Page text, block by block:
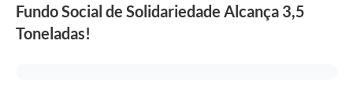
Fundo Social de Solidariedade Alcança 3,5
Toneladas!